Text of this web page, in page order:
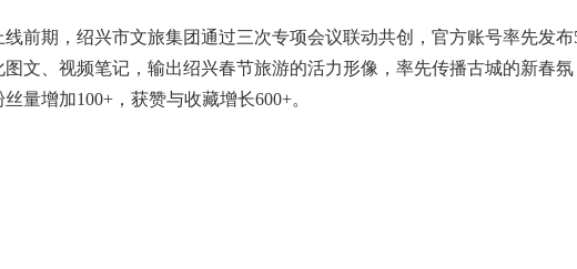
线前期，绍兴市文旅集团通过三次专项会议联动共创，官方账号率先发布
文、视频笔记，输出绍兴春节旅游的活力形像，率先传播古城的新春氛
量增加100+，获赞与收藏增长600+。